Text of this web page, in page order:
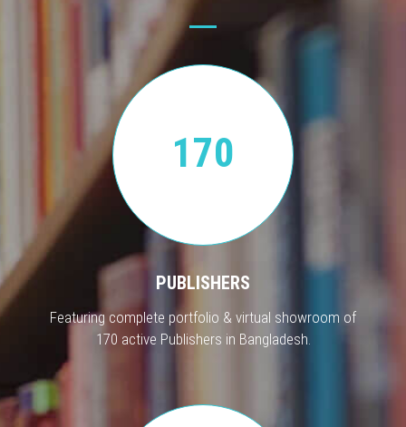
170
PUBLISHERS
Featuring complete portfolio & virtual showroom of
170 active Publishers in Bangladesh.